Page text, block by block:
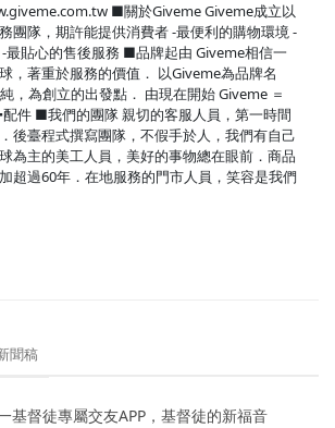
■關於Giveme Giveme成立以
團隊，期許能提供消費者 -最便利的購物環境 -
最貼心的售後服務 ■品牌起由 Giveme相信一
，著重於服務的價值． 以Giveme為品牌名
，為創立的出發點． 由現在開始 Giveme ＝
件 ■我們的團隊 親切的客服人員，第一時間
後臺程式撰寫團隊，不假手於人，我們有自己
為主的美工人員，美好的事物總在眼前．商品
超過60年．在地服務的門市人員，笑容是我們
聞稿
基督徒專屬交友APP，基督徒的新福音